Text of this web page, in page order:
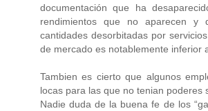
documentación que ha
rendimientos que no aparecen y
cantidades desorbitadas por
de mercado es notablemente inferior
Tambien es cierto que algunos
locas para las que no tenian poderes
Nadie duda de la buena fe de los